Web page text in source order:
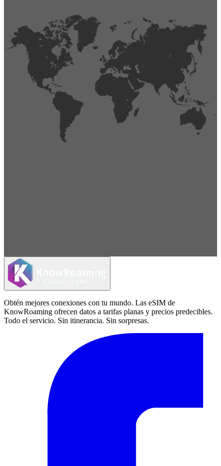
404Página no encontrada,
La página que buscas no existe o se ha cambiado de lugar.
Comprueba la URL e inténtalo de nuevo.
Ir a la página de inicio
Obtener soporte técnico
Obtén mejores conexiones con tu mundo. Las eSIM de
KnowRoaming ofrecen datos a tarifas planas y precios predecibles.
Todo el servicio. Sin itinerancia. Sin sorpresas.